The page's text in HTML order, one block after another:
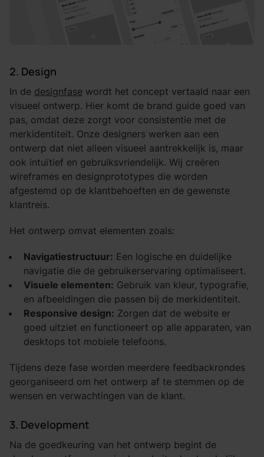
2. Design
In de designfase wordt het concept vertaald naar een
visueel ontwerp. Hier komt de brand guide goed van
pas, omdat deze zorgt voor consistentie met de
merkidentiteit. Onze designers werken aan een
ontwerp dat niet alleen visueel aantrekkelijk is, maar
ook intuïtief en gebruiksvriendelijk. Wij creëren
wireframes en designprototypes die worden
afgestemd op de klantbehoeften en de gewenste
klantreis.
Het ontwerp omvat elementen zoals:
Navigatiestructuur: Een logische en duidelijke
navigatie die de gebruikerservaring optimaliseert.
Visuele elementen: Gebruik van kleur, typografie,
en afbeeldingen die passen bij de merkidentiteit.
Responsive design: Zorgen dat de website er
goed uitziet en functioneert op alle apparaten, van
desktops tot mobiele telefoons.
Tijdens deze fase worden meerdere feedbackrondes
georganiseerd om het ontwerp af te stemmen op de
wensen en verwachtingen van de klant.
3. Development
Na de goedkeuring van het ontwerp begint de